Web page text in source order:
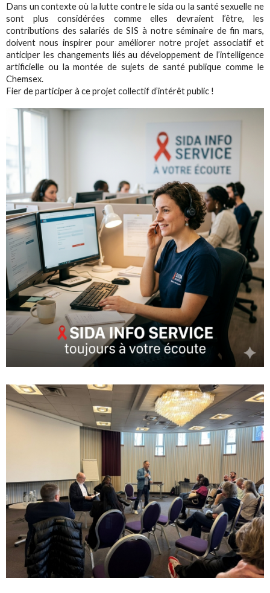
Dans un contexte où la lutte contre le sida ou la santé sexuelle ne
sont plus considérées comme elles devraient l’être, les
contributions des salariés de SIS à notre séminaire de fin mars,
doivent nous inspirer pour améliorer notre projet associatif et
anticiper les changements liés au développement de l’intelligence
artificielle ou la montée de sujets de santé publique comme le
Chemsex.
Fier de participer à ce projet collectif d’intérêt public !